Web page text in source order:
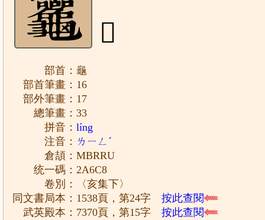
𪛈
部首：龜
部首筆畫：16
部外筆畫：17
總筆畫：33
拼音：líng
注音： ㄌㄧㄥˊ
倉頡：MBRRU
统一碼：2A6C8
卷別：〈亥集下〉
同文書局本：1538頁，第24字按此查閱
武英殿本：7370頁，第15字按此查閱